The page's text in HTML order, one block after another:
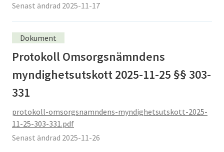
Senast ändrad 2025-11-17
Dokument
Protokoll Omsorgsnämndens
myndighetsutskott 2025-11-25 §§ 303-
331
protokoll-omsorgsnamndens-myndighetsutskott-2025-
11-25-303-331.pdf
Senast ändrad 2025-11-26